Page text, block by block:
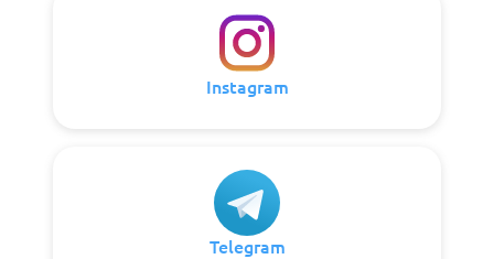
Instagram
Telegram